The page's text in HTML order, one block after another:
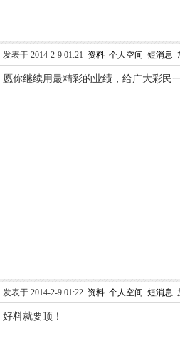
发表于 2014-2-9 01:21 资料 个人空间 短消息
愿你继续用最精彩的业绩，给广大彩民
发表于 2014-2-9 01:22 资料 个人空间 短消息
好料就要顶！